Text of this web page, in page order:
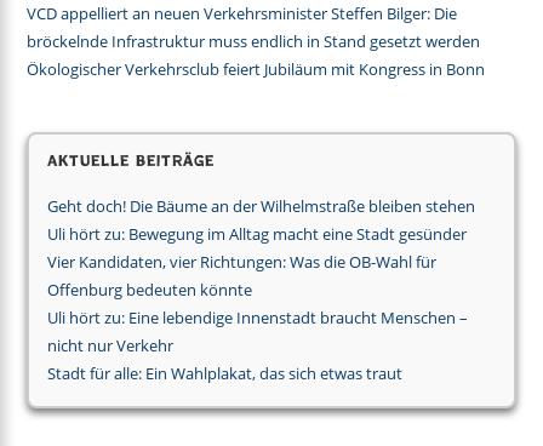
VCD appelliert an neuen Verkehrsminister Steffen Bilger: Die
bröckelnde Infrastruktur muss endlich in Stand gesetzt werden
Ökologischer Verkehrsclub feiert Jubiläum mit Kongress in Bonn
Aktuelle Beiträge
Geht doch! Die Bäume an der Wilhelmstraße bleiben stehen
Uli hört zu: Bewegung im Alltag macht eine Stadt gesünder
Vier Kandidaten, vier Richtungen: Was die OB-Wahl für
Offenburg bedeuten könnte
Uli hört zu: Eine lebendige Innenstadt braucht Menschen –
nicht nur Verkehr
Stadt für alle: Ein Wahlplakat, das sich etwas traut